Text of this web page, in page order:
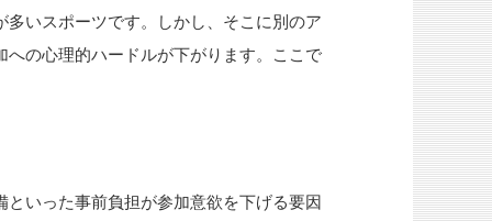
いスポーツです。しかし、そこに別のア
の心理的ハードルが下がります。ここで
いった事前負担が参加意欲を下げる要因